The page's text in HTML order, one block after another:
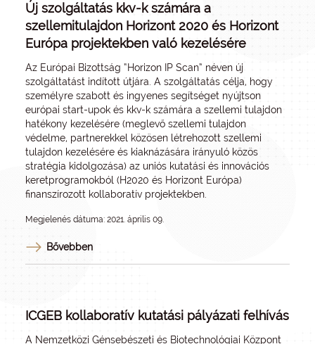
Új szolgáltatás kkv-k számára a
szellemitulajdon Horizont 2020 és Horizont
Európa projektekben való kezelésére
Az Európai Bizottság “Horizon IP Scan” néven új
szolgáltatást indított útjára. A szolgáltatás célja, hogy
személyre szabott és ingyenes segítséget nyújtson
európai start-upok és kkv-k számára a szellemi tulajdon
hatékony kezelésére (meglevő szellemi tulajdon
védelme, partnerekkel közösen létrehozott szellemi
tulajdon kezelésére és kiaknázására irányuló közös
stratégia kidolgozása) az uniós kutatási és innovációs
keretprogramokból (H2020 és Horizont Európa)
finanszírozott kollaboratív projektekben.
Megjelenés dátuma: 2021. április 09.
Bővebben
ICGEB kollaboratív kutatási pályázati felhívás
A Nemzetközi Génsebészeti és Biotechnológiai Központ